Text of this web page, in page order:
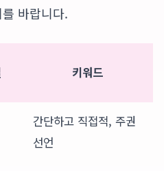
바랍니다.
키워드
간단하고 직접적, 주권
선언